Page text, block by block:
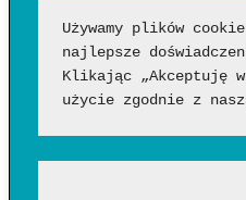
Używamy plików
najlepsze
Klikając „Akceptuję
użycie zgodnie z
Jak sprawdzić, czy wideo
Google Flow Music – co to
Funkcje, możliwości i
Jakich zawodów nie zastąpi
nadal będzie niezastąpiony?